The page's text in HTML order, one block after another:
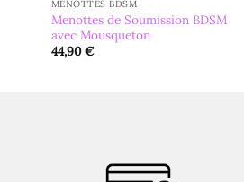
MENOTTES BDSM
Menottes de Soumission BDSM
avec Mousqueton
44,90€